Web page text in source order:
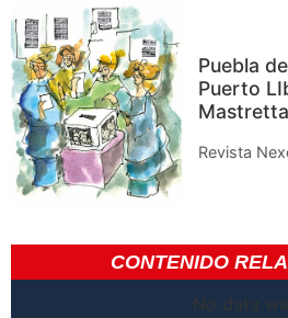
Puebla
Puerto
Revista
CONTENIDO
No data